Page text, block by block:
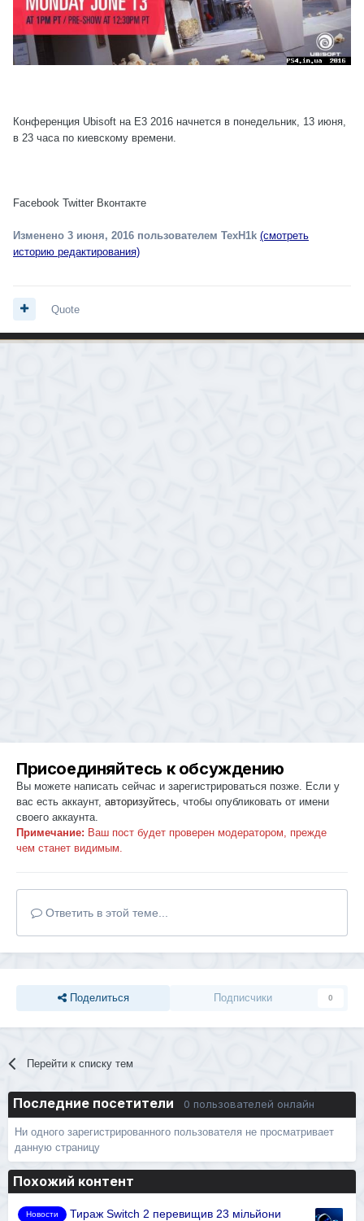
Конференция Ubisoft на E3 2016 начнется в понедельник, 13 июня,
в 23 часа по киевскому времени.
Facebook Twitter Вконтакте
Изменено 3 июня, 2016 пользователем TexH1k (смотреть
историю редактирования)
Quote
Присоединяйтесь к обсуждению
Вы можете написать сейчас и зарегистрироваться позже. Если у
вас есть аккаунт, авторизуйтесь , чтобы опубликовать от имени
своего аккаунта.
Примечание: Ваш пост будет проверен модератором, прежде
чем станет видимым.
Ответить в этой теме...
Поделиться Подписчики 0
Перейти к списку тем
Последние посетители 0 пользователей онлайн
Ни одного зарегистрированного пользователя не просматривает
данную страницу
Похожий контент
Новости
Тираж Switch 2 перевищив 23 мільйони